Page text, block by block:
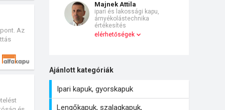
Majnek Attila
ipari és lakossági kapu,
árnyékolástechnika
értékesítés
elérhetőségek
Ajánlott kategóriák
Ipari kapuk, gyorskapuk
Lengőkapuk, szalagkapuk,
Az